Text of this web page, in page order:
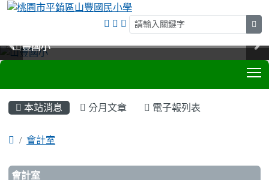
山豐國小
山豐國小
山豐國小
山豐國小
本站消息 分月文章 電子報列表
會計室
文章列表
會計室